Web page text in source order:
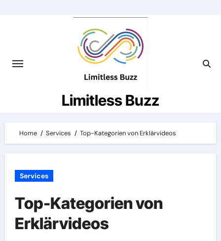
Limitless Buzz
Home Services Top-Kategorien von Erklärvideos
Services
Top-Kategorien von
Erklärvideos